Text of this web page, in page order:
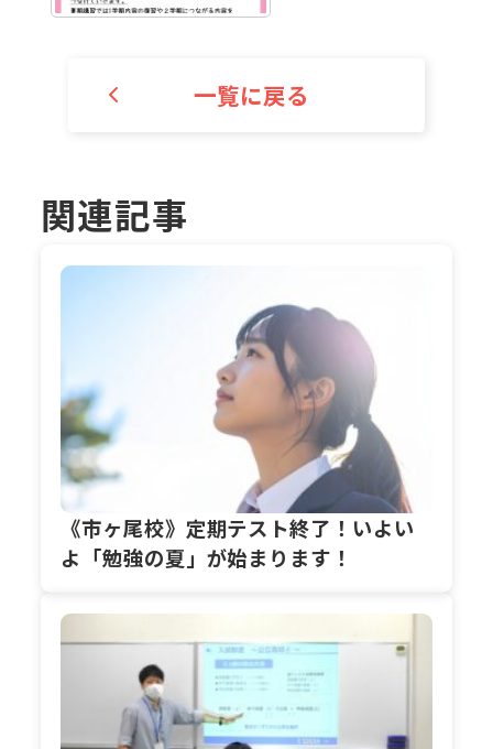
一覧に戻る
関連記事
《市ヶ尾校》定期テスト終了！いよい
よ「勉強の夏」が始まります！